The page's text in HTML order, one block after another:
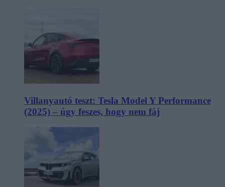
Villanyautó teszt: Tesla Model Y Performance
(2025) – úgy feszes, hogy nem fáj